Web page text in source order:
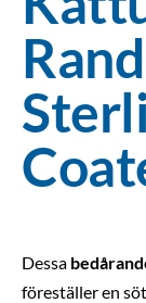
Dessa
föreställer en söt